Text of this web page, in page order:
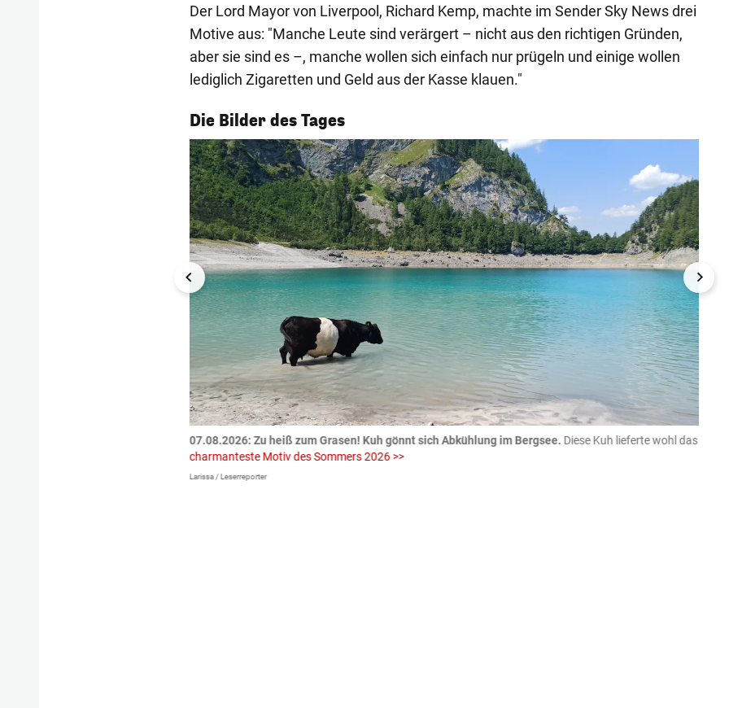
Der Lord Mayor von Liverpool, Richard Kemp, machte im Sender Sky News drei
Motive aus: "Manche Leute sind verärgert – nicht aus den richtigen Gründen,
aber sie sind es –, manche wollen sich einfach nur prügeln und einige wollen
lediglich Zigaretten und Geld aus der Kasse klauen."
Die Bilder des Tages
1/55
07.08.2026: Zu heiß zum Grasen! Kuh gönnt sich Abkühlung im Bergsee. Diese Kuh lieferte wohl das
charmanteste Motiv des Sommers 2026 >>
Larissa / Leserreporter